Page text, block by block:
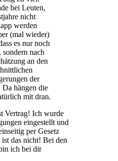
bei Leuten,
nicht
werden
(mal wieder)
es nur noch
nach
an den
der
Da hängen die
mit dran.
Vertrag! Ich wurde
eingestellt und
per Gesetz
das nicht! Bei den
ich bei dir